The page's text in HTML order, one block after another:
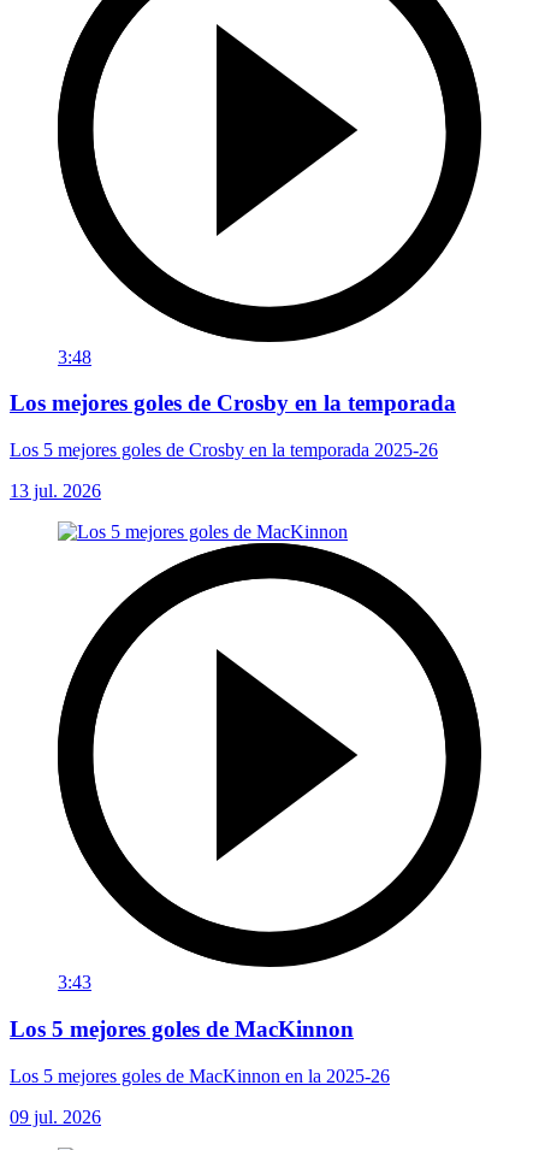
3:48
Los mejores goles de Crosby en la temporada
Los 5 mejores goles de Crosby en la temporada 2025-26
13 jul. 2026
3:43
Los 5 mejores goles de MacKinnon
Los 5 mejores goles de MacKinnon en la 2025-26
09 jul. 2026